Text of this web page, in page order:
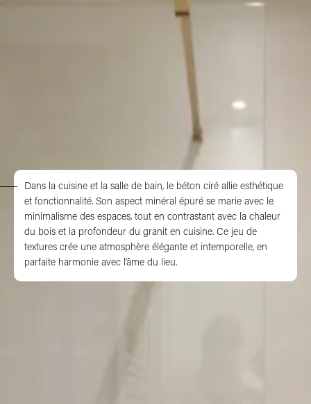
Du béton ciré
Dans la cuisine et la salle de bain, le béton ciré allie esthétique
et fonctionnalité. Son aspect minéral épuré se marie avec le
minimalisme des espaces, tout en contrastant avec la chaleur
du bois et la profondeur du granit en cuisine. Ce jeu de
textures crée une atmosphère élégante et intemporelle, en
parfaite harmonie avec l’âme du lieu.